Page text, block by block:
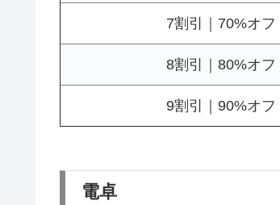
7割引｜70%オフ
8割引｜80%オフ
9割引｜90%オフ
電卓